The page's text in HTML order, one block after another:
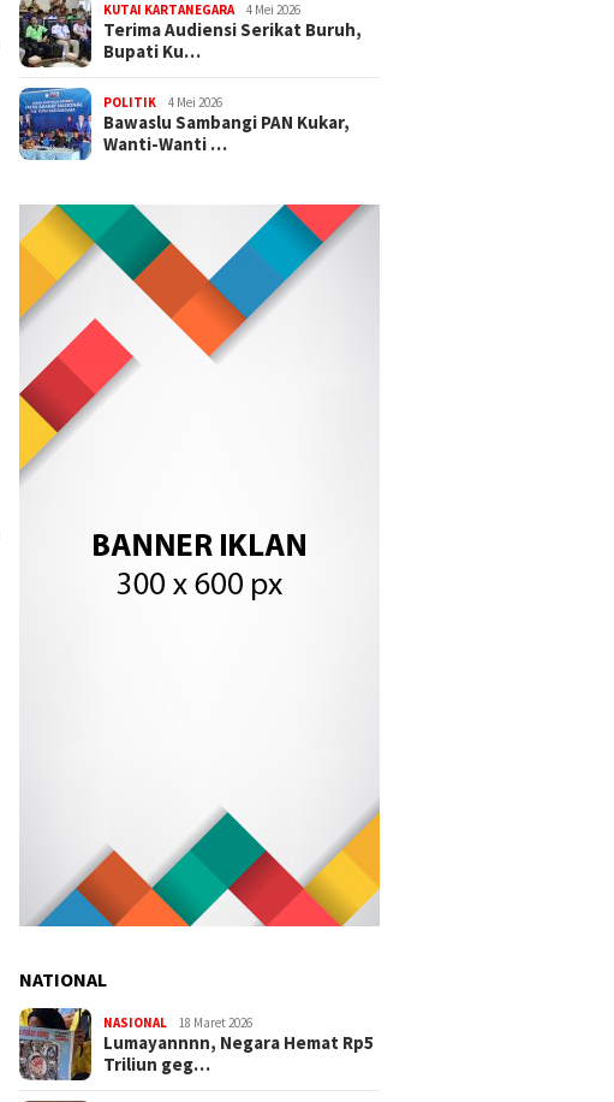
KUTAI KARTANEGARA 4 Mei 2026
Terima Audiensi Serikat Buruh,
Bupati Ku…
POLITIK 4 Mei 2026
Bawaslu Sambangi PAN Kukar,
Wanti-Wanti …
NATIONAL
NASIONAL 18 Maret 2026
Lumayannnn, Negara Hemat Rp5
Triliun geg…